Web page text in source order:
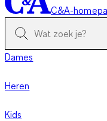
C&A-
Dames
Heren
Kids